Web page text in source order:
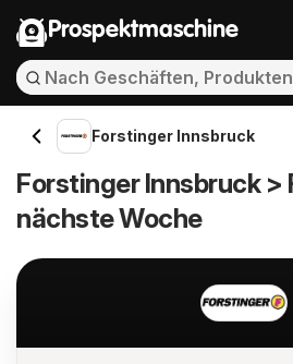
Prospektmaschine
Forstinger Innsbruck
Forstinger Innsbruck >
nächste Woche